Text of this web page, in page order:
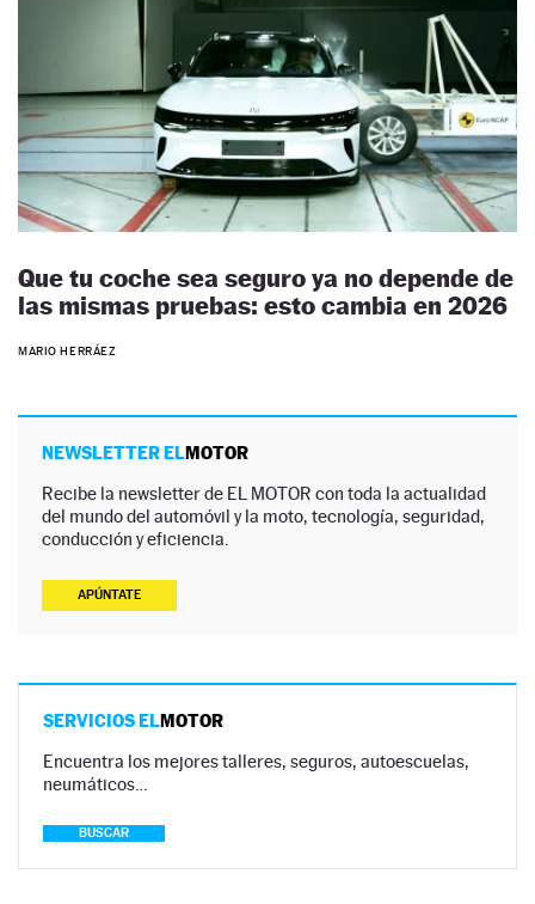
Que tu coche sea seguro ya no depende de
las mismas pruebas: esto cambia en 2026
MARIO HERRÁEZ
NEWSLETTER ELMOTOR
Recibe la newsletter de EL MOTOR con toda la actualidad
del mundo del automóvil y la moto, tecnología, seguridad,
conducción y eficiencia.
APÚNTATE
SERVICIOS ELMOTOR
Encuentra los mejores talleres, seguros, autoescuelas,
neumáticos…
BUSCAR